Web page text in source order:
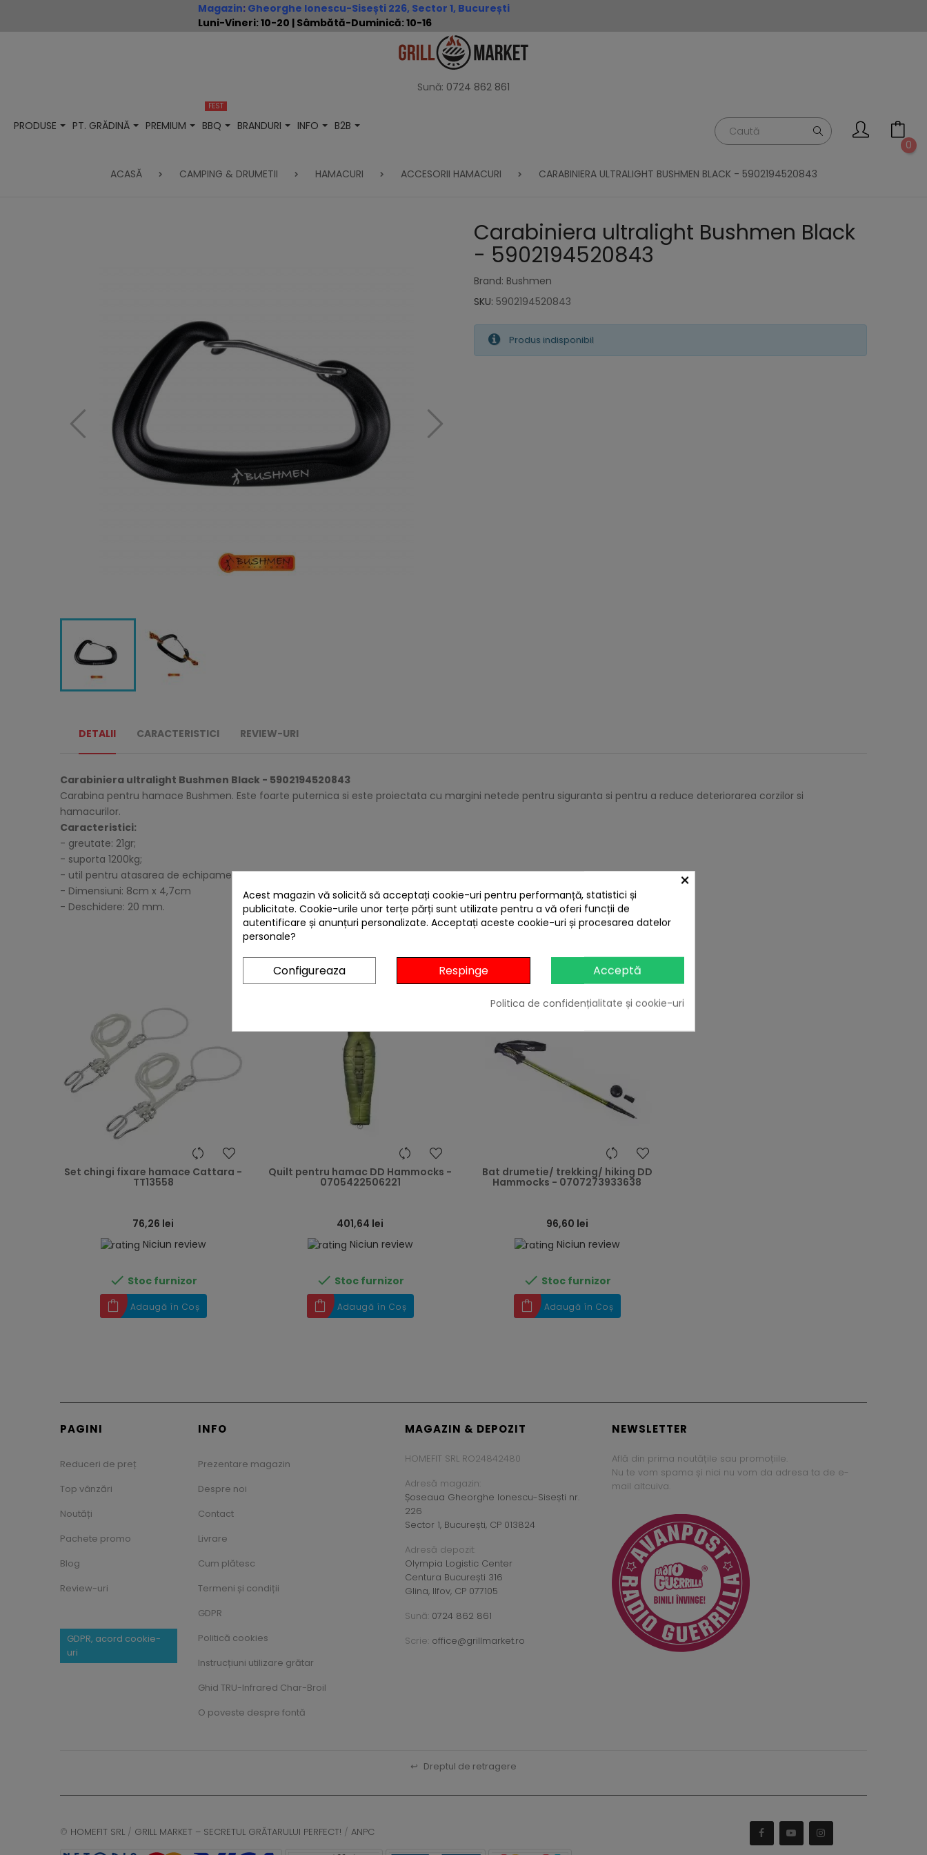
Magazin: Gheorghe Ionescu-Sisești 226, Sector 1, București
Luni-Vineri: 10-20 | Sâmbătă-Duminică: 10-16
Sună: 0724 862 861
PRODUSE PT. GRĂDINĂ PREMIUM BBQ
FEST
BRANDURI INFO
B2B
0
ACASĂ CAMPING & DRUMETII HAMACURI ACCESORII HAMACURI CARABINIERA ULTRALIGHT BUSHMEN BLACK - 5902194520843
Carabiniera ultralight Bushmen Black
- 5902194520843
Brand: Bushmen
SKU: 5902194520843
Produs indisponibil
DETALII CARACTERISTICI REVIEW-URI
Carabiniera ultralight Bushmen Black - 5902194520843
Carabina pentru hamace Bushmen. Este foarte puternica si este proiectata cu margini netede pentru siguranta si pentru a reduce deteriorarea corzilor si
hamacurilor.
Caracteristici:
- greutate: 21gr;
- suporta 1200kg;
- util pentru atasarea de echipament a cheilor, uneltelor;
- Dimensiuni: 8cm x 4,7cm
- Deschidere: 20 mm.
3 ALTE PRODUSE IN ACEEASI CATEGORIE:
heart
Set chingi fixare hamace Cattara -
TT13558
76,26 lei
Niciun review
 Stoc furnizor
Adaugă în Coș
heart
Quilt pentru hamac DD Hammocks -
0705422506221
401,64 lei
Niciun review
 Stoc furnizor
Adaugă în Coș
heart
Bat drumetie/ trekking/ hiking DD
Hammocks - 0707273933638
96,60 lei
Niciun review
 Stoc furnizor
Adaugă în Coș
PAGINI
Reduceri de preț
Top vânzări
Noutăți
Pachete promo
Blog
Review-uri
GDPR, acord cookie-
uri
INFO
Prezentare magazin
Despre noi
Contact
Livrare
Cum plătesc
Termeni și condiții
GDPR
Politică cookies
Instrucțiuni utilizare grătar
Ghid TRU-Infrared Char-Broil
O poveste despre fontă
MAGAZIN & DEPOZIT
HOMEFIT SRL RO24842480
Adresă magazin:
Șoseaua Gheorghe Ionescu-Sisești nr.
226
Sector 1, București, CP 013824
Adresă depozit:
Olympia Logistic Center
Centura București 316
Glina, Ilfov, CP 077105
Sună: 0724 862 861
Scrie: office@grillmarket.ro
NEWSLETTER
Află din prima noutățile sau promoțiile.
Nu te vom spama și nici nu vom da adresa ta de e-
mail altcuiva.
↩ Dreptul de retragere
© HOMEFIT SRL / GRILL MARKET – SECRETUL GRĂTARULUI PERFECT! / ANPC
×
Acest magazin vă solicită să acceptați cookie-uri pentru performanță, statistici și
publicitate. Cookie-urile unor terțe părți sunt utilizate pentru a vă oferi funcții de
autentificare și anunțuri personalizate. Acceptați aceste cookie-uri și procesarea datelor
personale?
Configureaza Respinge Acceptă
Politica de confidențialitate și cookie-uri